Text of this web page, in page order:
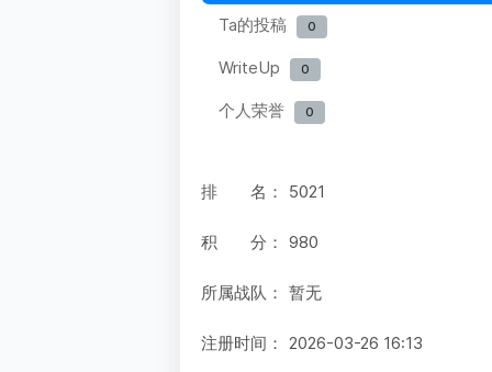
Ta的投稿
0
WriteUp 0
个人荣誉 0
排 名： 5021
积 分： 980
所属战队： 暂无
注册时间： 2026-03-26 16:13